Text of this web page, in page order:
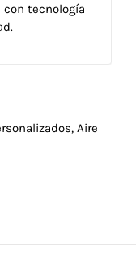
tecnología
, Aire